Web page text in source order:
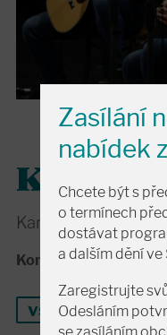
Karel
Karel Plíhal a
Koncert • Velký sál
vstupenky
Zasílání
nabídek
Chcete být s
o termínech
dostávat
a dalším dění
Zaregistrujte
Odesláním